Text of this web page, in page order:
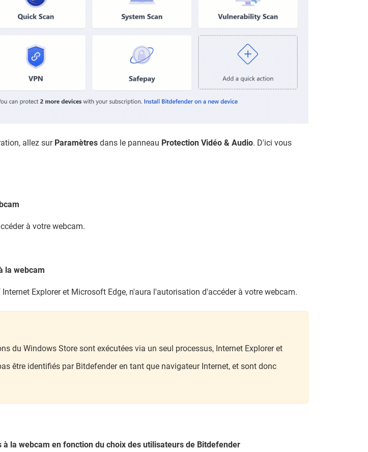
allez sur Paramètres dans le panneau Protection Vidéo & Audio. D'ici vous
à votre webcam.
la webcam
Explorer et Microsoft Edge, n'aura l'autorisation d'accéder à votre webcam.
du Windows Store sont exécutées via un seul processus, Internet Explorer et
être identifiés par Bitdefender en tant que navigateur Internet, et sont donc
la webcam en fonction du choix des utilisateurs de Bitdefender